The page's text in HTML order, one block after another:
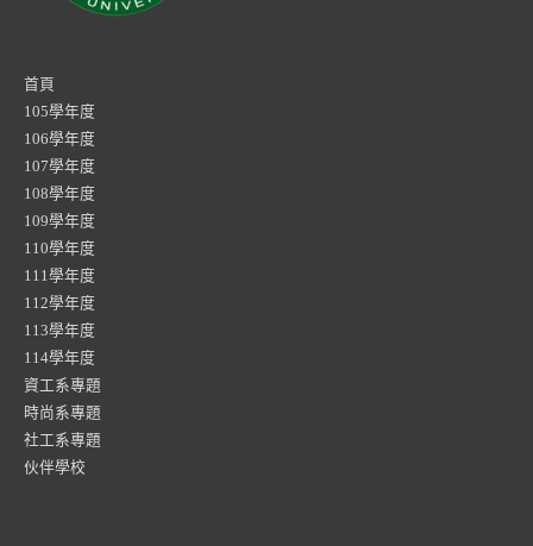
首頁
105學年度
106學年度
107學年度
108學年度
109學年度
110學年度
111學年度
112學年度
113學年度
114學年度
資工系專題
時尚系專題
社工系專題
伙伴學校